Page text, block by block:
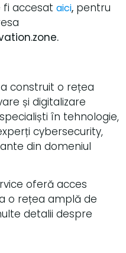
fi accesat aici, pentru
construit o rețea
și digitalizare
în tehnologie,
cybersecurity,
din domeniul
oferă acces
o rețea amplă de
detalii despre